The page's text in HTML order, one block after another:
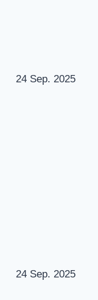
24 Sep. 2025
24 Sep. 2025